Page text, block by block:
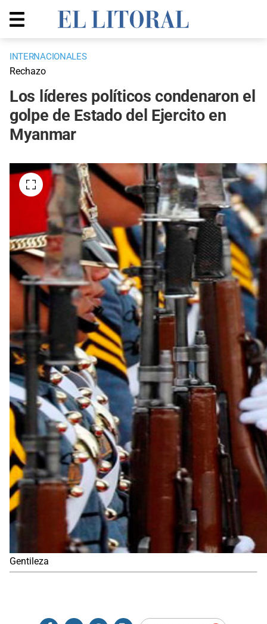
INTERNACIONALES
Rechazo
Los líderes políticos condenaron el
golpe de Estado del Ejercito en
Myanmar
Gentileza